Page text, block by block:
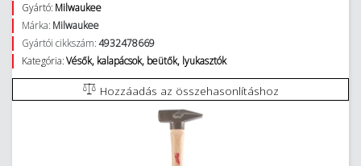
Gyártó: Milwaukee
Márka: Milwaukee
Gyártói cikkszám:4932478669
Kategória:Vésők, kalapácsok, beütők, lyukasztók
Hozzáadás az összehasonlításhoz